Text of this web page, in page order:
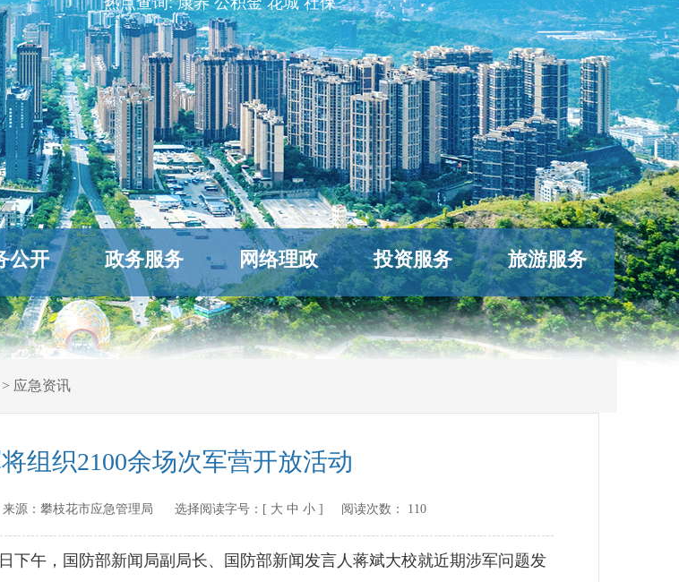
公开 政务服务 网络理政 投资服务 旅游服务
> 应急资讯
组织2100余场次军营开放活动
源： 攀枝花市应急管理局 选择阅读字号：[ 大 中 小 ] 阅读次数： 110
下午，国防部新闻局副局长、国防部新闻发言人蒋斌大校就近期涉军问题发